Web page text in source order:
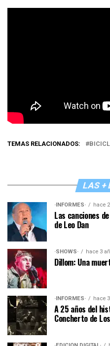
TEMAS RELACIONADOS:
LAS +
·INFORMES· hace
Las canciones
de Leo Dan
·SHOWS· hace 3
Dillom: Una
·INFORMES· hace
A 25 años del
Concherto de